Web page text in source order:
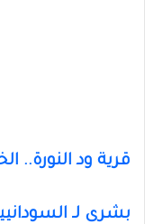
قرية ود النورة..
بشرى لـ